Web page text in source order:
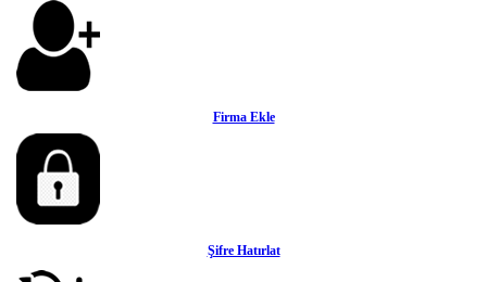
Firma Ekle
Şifre Hatırlat